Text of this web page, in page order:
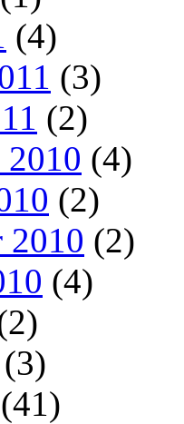
(4)
(3)
(2)
2010 (4)
(2)
2010 (2)
(4)
(3)
(41)